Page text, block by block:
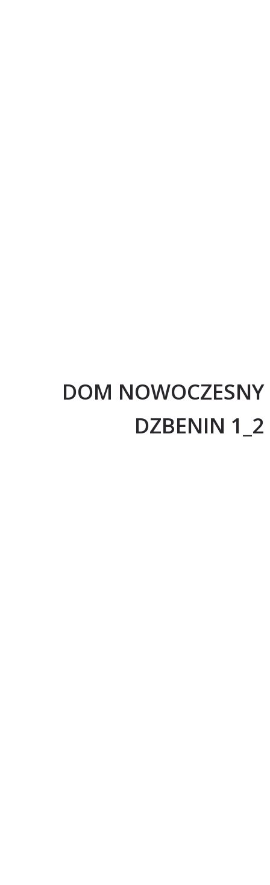
DOM NOWOCZESNY
DZBENIN 1_2